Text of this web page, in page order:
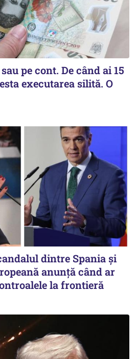
pe cont. De când ai 15
executarea silită. O
dintre Spania și
anunță când ar
la frontieră